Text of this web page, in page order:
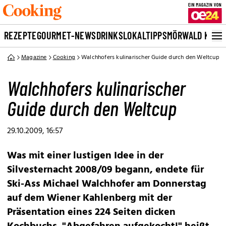
REZEPTEGOURMET-NEWSDRINKSLOKALTIPPSMÖRWALD
Magazine Cooking Walchhofers kulinarischer Guide durch den Weltcup
Walchhofers kulinarischer
Guide durch den Weltcup
29.10.2009, 16:57
Was mit einer lustigen Idee in der
Silvesternacht 2008/09 begann, endete für
Ski-Ass Michael Walchhofer am Donnerstag
auf dem Wiener Kahlenberg mit der
Präsentation eines 224 Seiten dicken